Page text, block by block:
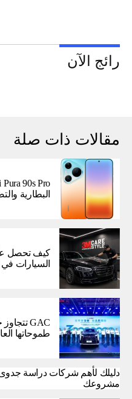
رائج الآن
مقالات ذات صلة
البطارية
كيف تحصل
السيارات
طموحاتها
دليلك لأهم شركات دراسة
مشروعك